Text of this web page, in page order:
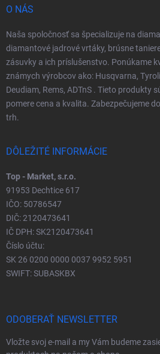
O NÁS
Naša spoločnosť sa špecializuje na
diamantové jadrové vrtáky, brúsne
zásuvky a ich príslušenstvo. Ponúkame
známych výrobcov ako: Husqvarna,
Deudiam, Rems, ADTnS . Tieto produkty
pomere cena a kvalita. Zabezpečujeme
trh.
DÔLEŽITÉ INFORMÁCIE
Top - Market, s.r.o.
91953 Dechtice 617
IČO: 50786547
DIČ: 2120473641
IČ DPH: SK2120473641
Číslo účtu:
SK 26 0200 0000 0037 9952 5951
SWIFT: SUBASKBX
ODOBERAŤ NEWSLETTER
Vložte svoj e-mail a my Vám budeme